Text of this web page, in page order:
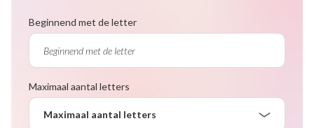
Beginnend met de letter
Maximaal aantal letters
Maximaal aantal letters